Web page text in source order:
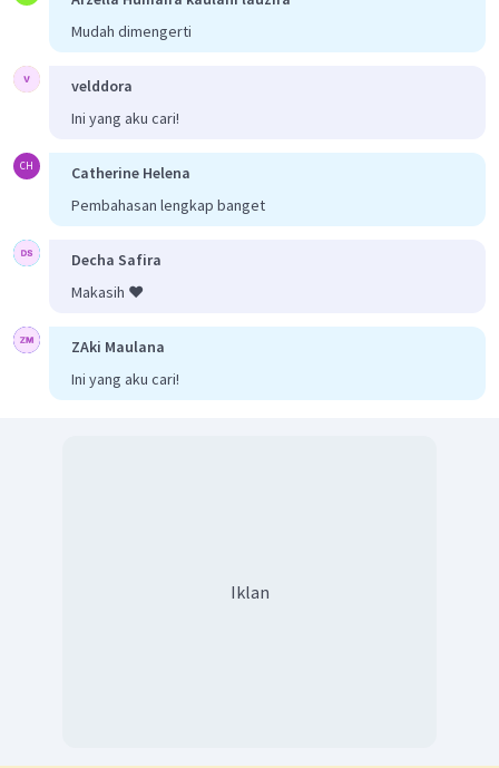
Mudah dimengerti
velddora
Ini yang aku cari!
CH
Catherine Helena
Pembahasan lengkap banget
Decha Safira
Makasih ❤️
ZAki Maulana
Ini yang aku cari!
Iklan